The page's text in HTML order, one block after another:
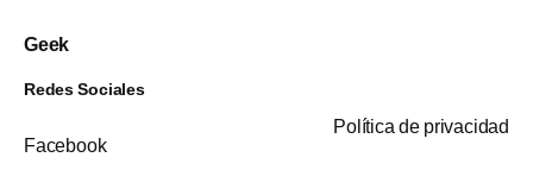
Geek
Redes Sociales
Facebook
Política de privacidad